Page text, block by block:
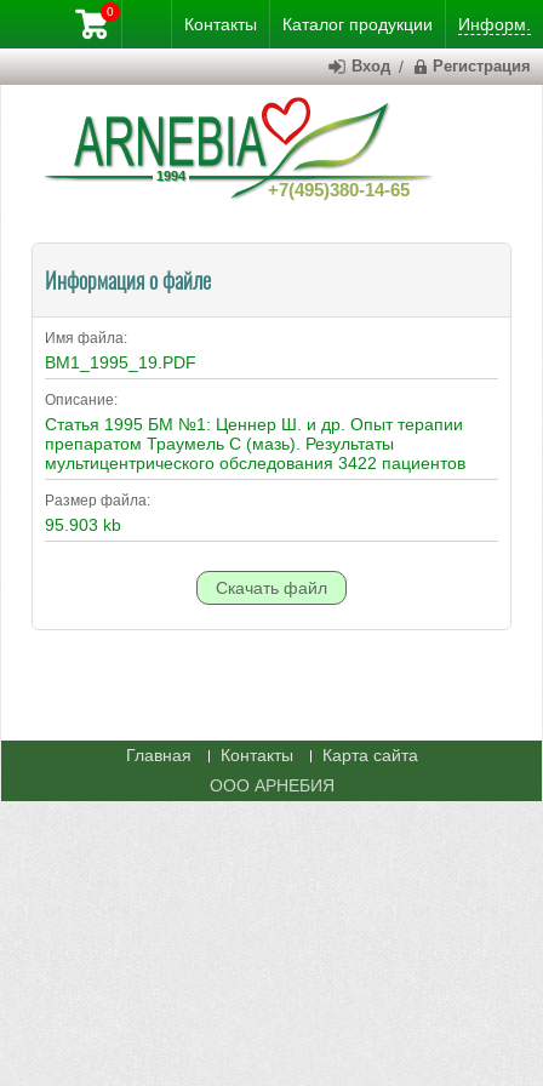
Контакты Каталог продукции Информ.
+7(495)380-14-65
0
Вход / Регистрация
Информация о файле
Имя файла:
BM1_1995_19.PDF
Описание:
Статья 1995 БМ №1: Ценнер Ш. и др. Опыт терапии
препаратом Траумель С (мазь). Результаты
мультицентрического обследования 3422 пациентов
Размер файла:
95.903 kb
Главная Контакты
Карта сайта
ООО АРНЕБИЯ